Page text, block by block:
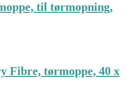
til tørmopning,
Fibre, tørmoppe, 40 x